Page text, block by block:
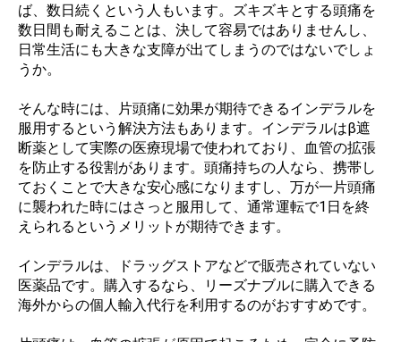
ば、数日続くという人もいます。ズキズキとする頭痛を
数日間も耐えることは、決して容易ではありませんし、
日常生活にも大きな支障が出てしまうのではないでしょ
うか。
そんな時には、片頭痛に効果が期待できるインデラルを
服用するという解決方法もあります。インデラルはβ遮
断薬として実際の医療現場で使われており、血管の拡張
を防止する役割があります。頭痛持ちの人なら、携帯し
ておくことで大きな安心感になりますし、万が一片頭痛
に襲われた時にはさっと服用して、通常運転で1日を終
えられるというメリットが期待できます。
インデラルは、ドラッグストアなどで販売されていない
医薬品です。購入するなら、リーズナブルに購入できる
海外からの個人輸入代行を利用するのがおすすめです。